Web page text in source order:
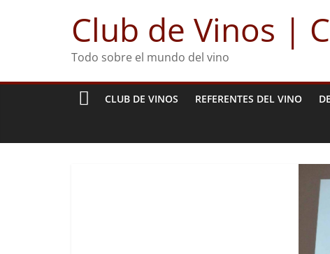
Club de Vinos |
Todo sobre el mundo del vino
CLUB DE VINOS REFERENTES DEL VINO